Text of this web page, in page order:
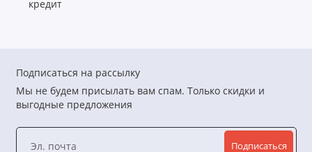
Подписаться на рассылку
Мы не будем присылать вам спам. Только скидки и
выгодные предложения
Подписаться